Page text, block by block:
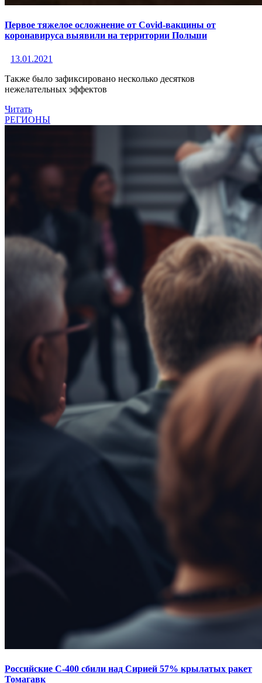
Первое тяжелое осложнение от Covid-вакцины от
коронавируса выявили на территории Польши
13.01.2021
Также было зафиксировано несколько десятков
нежелательных эффектов
Читать
РЕГИОНЫ
Российские С-400 сбили над Сирией 57% крылатых ракет
Томагавк